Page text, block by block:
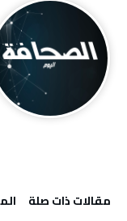
‫مقالات ذات صلة‬